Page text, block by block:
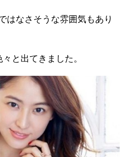
はなさそうな雰囲気もあり
と出てきました。